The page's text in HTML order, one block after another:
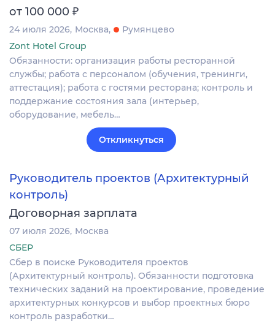
от 100 000 ₽
24 июля 2026 Москва
Румянцево
Zont Hotel Group
Обязанности: организация работы ресторанной
службы; работа с персоналом (обучения, тренинги,
аттестация); работа с гостями ресторана; контроль и
поддержание состояния зала (интерьер,
оборудование, мебель…
Откликнуться
Руководитель проектов (Архитектурный
контроль)
Договорная зарплата
07 июля 2026 Москва
СБЕР
Сбер в поиске Руководителя проектов
(Архитектурный контроль). Обязанности подготовка
технических заданий на проектирование, проведение
архитектурных конкурсов и выбор проектных бюро
контроль разработки…